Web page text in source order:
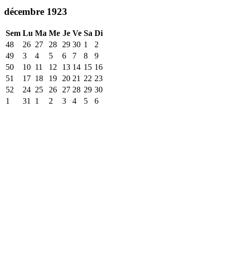
décembre 1923
Sem Lu Ma Me Je Ve Sa Di
48
26 27 28 29 30 1
2
49
3 4 5 6 7 8
9
50
10 11 12 13 14 15 16
51
17 18 19 20 21 22 23
52
24 25 26 27 28 29 30
1
31 1 2 3 4 5 6